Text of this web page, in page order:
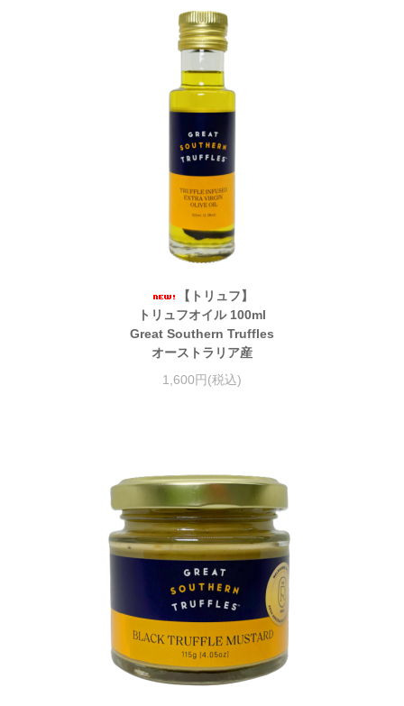
【トリュフ】
トリュフオイル 100ml
Great Southern Truffles
オーストラリア産
1,600円(税込)